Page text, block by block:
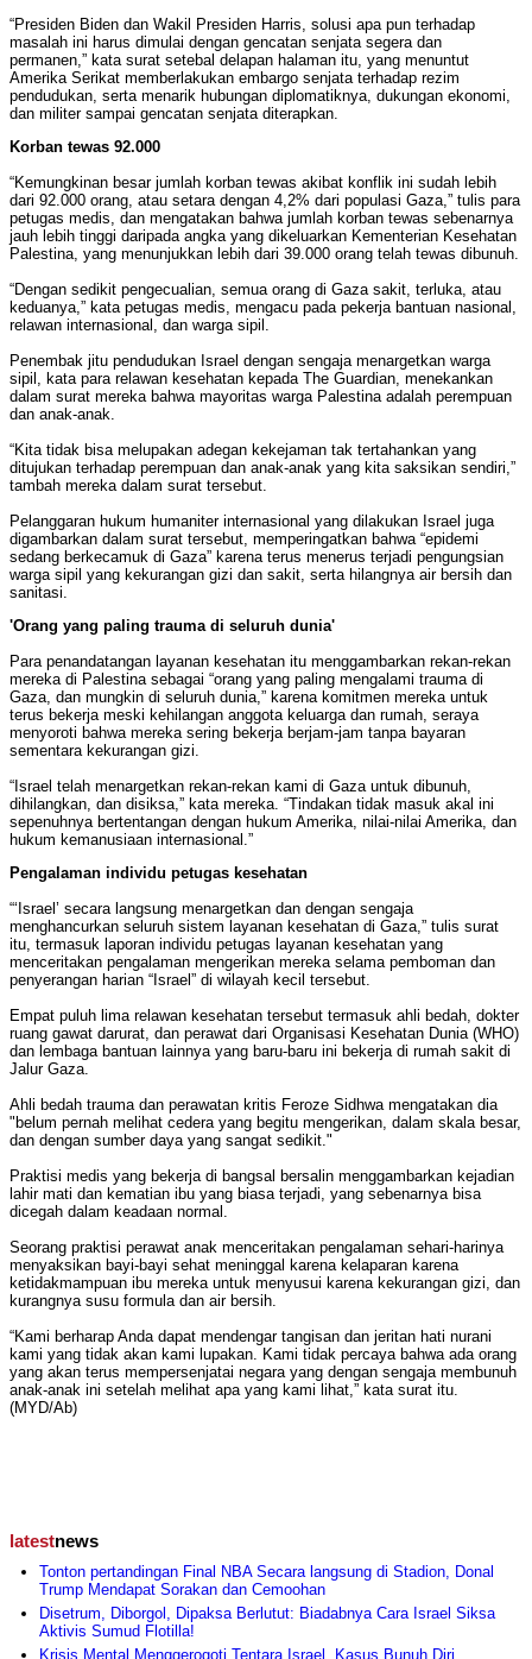
“Presiden Biden dan Wakil Presiden Harris, solusi apa pun terhadap
masalah ini harus dimulai dengan gencatan senjata segera dan
permanen,” kata surat setebal delapan halaman itu, yang menuntut
Amerika Serikat memberlakukan embargo senjata terhadap rezim
pendudukan, serta menarik hubungan diplomatiknya, dukungan ekonomi,
dan militer sampai gencatan senjata diterapkan.
Korban tewas 92.000
“Kemungkinan besar jumlah korban tewas akibat konflik ini sudah lebih
dari 92.000 orang, atau setara dengan 4,2% dari populasi Gaza,” tulis para
petugas medis, dan mengatakan bahwa jumlah korban tewas sebenarnya
jauh lebih tinggi daripada angka yang dikeluarkan Kementerian Kesehatan
Palestina, yang menunjukkan lebih dari 39.000 orang telah tewas dibunuh.
“Dengan sedikit pengecualian, semua orang di Gaza sakit, terluka, atau
keduanya,” kata petugas medis, mengacu pada pekerja bantuan nasional,
relawan internasional, dan warga sipil.
Penembak jitu pendudukan Israel dengan sengaja menargetkan warga
sipil, kata para relawan kesehatan kepada The Guardian, menekankan
dalam surat mereka bahwa mayoritas warga Palestina adalah perempuan
dan anak-anak.
“Kita tidak bisa melupakan adegan kekejaman tak tertahankan yang
ditujukan terhadap perempuan dan anak-anak yang kita saksikan sendiri,”
tambah mereka dalam surat tersebut.
Pelanggaran hukum humaniter internasional yang dilakukan Israel juga
digambarkan dalam surat tersebut, memperingatkan bahwa “epidemi
sedang berkecamuk di Gaza” karena terus menerus terjadi pengungsian
warga sipil yang kekurangan gizi dan sakit, serta hilangnya air bersih dan
sanitasi.
'Orang yang paling trauma di seluruh dunia'
Para penandatangan layanan kesehatan itu menggambarkan rekan-rekan
mereka di Palestina sebagai “orang yang paling mengalami trauma di
Gaza, dan mungkin di seluruh dunia,” karena komitmen mereka untuk
terus bekerja meski kehilangan anggota keluarga dan rumah, seraya
menyoroti bahwa mereka sering bekerja berjam-jam tanpa bayaran
sementara kekurangan gizi.
“Israel telah menargetkan rekan-rekan kami di Gaza untuk dibunuh,
dihilangkan, dan disiksa,” kata mereka. “Tindakan tidak masuk akal ini
sepenuhnya bertentangan dengan hukum Amerika, nilai-nilai Amerika, dan
hukum kemanusiaan internasional.”
Pengalaman individu petugas kesehatan
“‘Israel’ secara langsung menargetkan dan dengan sengaja
menghancurkan seluruh sistem layanan kesehatan di Gaza,” tulis surat
itu, termasuk laporan individu petugas layanan kesehatan yang
menceritakan pengalaman mengerikan mereka selama pemboman dan
penyerangan harian “Israel” di wilayah kecil tersebut.
Empat puluh lima relawan kesehatan tersebut termasuk ahli bedah, dokter
ruang gawat darurat, dan perawat dari Organisasi Kesehatan Dunia (WHO)
dan lembaga bantuan lainnya yang baru-baru ini bekerja di rumah sakit di
Jalur Gaza.
Ahli bedah trauma dan perawatan kritis Feroze Sidhwa mengatakan dia
"belum pernah melihat cedera yang begitu mengerikan, dalam skala besar,
dan dengan sumber daya yang sangat sedikit."
Praktisi medis yang bekerja di bangsal bersalin menggambarkan kejadian
lahir mati dan kematian ibu yang biasa terjadi, yang sebenarnya bisa
dicegah dalam keadaan normal.
Seorang praktisi perawat anak menceritakan pengalaman sehari-harinya
menyaksikan bayi-bayi sehat meninggal karena kelaparan karena
ketidakmampuan ibu mereka untuk menyusui karena kekurangan gizi, dan
kurangnya susu formula dan air bersih.
“Kami berharap Anda dapat mendengar tangisan dan jeritan hati nurani
kami yang tidak akan kami lupakan. Kami tidak percaya bahwa ada orang
yang akan terus mempersenjatai negara yang dengan sengaja membunuh
anak-anak ini setelah melihat apa yang kami lihat,” kata surat itu.
(MYD/Ab)
latestnews
Tonton pertandingan Final NBA Secara langsung di Stadion, Donal
Trump Mendapat Sorakan dan Cemoohan
Disetrum, Diborgol, Dipaksa Berlutut: Biadabnya Cara Israel Siksa
Aktivis Sumud Flotilla!
Krisis Mental Menggerogoti Tentara Israel, Kasus Bunuh Diri